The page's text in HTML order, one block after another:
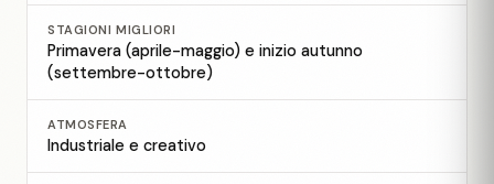
STAGIONI MIGLIORI
Primavera (aprile-maggio) e inizio autunno
(settembre-ottobre)
ATMOSFERA
Industriale e creativo